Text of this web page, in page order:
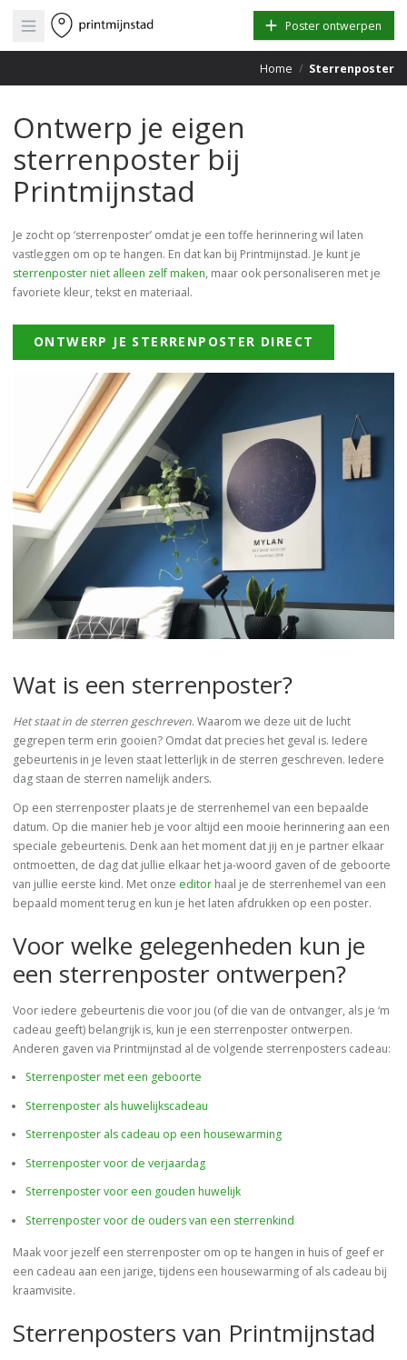
Open main menu Poster ontwerpen
Home / Sterrenposter
Ontwerp je eigen
sterrenposter bij
Printmijnstad
Je zocht op ‘sterrenposter’ omdat je een toffe herinnering wil laten
vastleggen om op te hangen. En dat kan bij Printmijnstad. Je kunt je
sterrenposter niet alleen zelf maken, maar ook personaliseren met je
favoriete kleur, tekst en materiaal.
ONTWERP JE STERRENPOSTER DIRECT
Wat is een sterrenposter?
Het staat in de sterren geschreven. Waarom we deze uit de lucht
gegrepen term erin gooien? Omdat dat precies het geval is. Iedere
gebeurtenis in je leven staat letterlijk in de sterren geschreven. Iedere
dag staan de sterren namelijk anders.
Op een sterrenposter plaats je de sterrenhemel van een bepaalde
datum. Op die manier heb je voor altijd een mooie herinnering aan een
speciale gebeurtenis. Denk aan het moment dat jij en je partner elkaar
ontmoetten, de dag dat jullie elkaar het ja-woord gaven of de geboorte
van jullie eerste kind. Met onze editor haal je de sterrenhemel van een
bepaald moment terug en kun je het laten afdrukken op een poster.
Voor welke gelegenheden kun je
een sterrenposter ontwerpen?
Voor iedere gebeurtenis die voor jou (of die van de ontvanger, als je ‘m
cadeau geeft) belangrijk is, kun je een sterrenposter ontwerpen.
Anderen gaven via Printmijnstad al de volgende sterrenposters cadeau:
Sterrenposter met een geboorte
Sterrenposter als huwelijkscadeau
Sterrenposter als cadeau op een housewarming
Sterrenposter voor de verjaardag
Sterrenposter voor een gouden huwelijk
Sterrenposter voor de ouders van een sterrenkind
Maak voor jezelf een sterrenposter om op te hangen in huis of geef er
een cadeau aan een jarige, tijdens een housewarming of als cadeau bij
kraamvisite.
Sterrenposters van Printmijnstad